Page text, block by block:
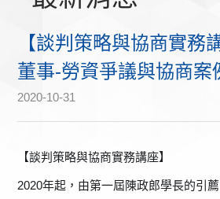
【談判策略與協商實務
董事-勞資爭議與協商案
2020-10-31
【談判策略與協商實務講座】
2020年起，由第一屆陳政郎學長的引